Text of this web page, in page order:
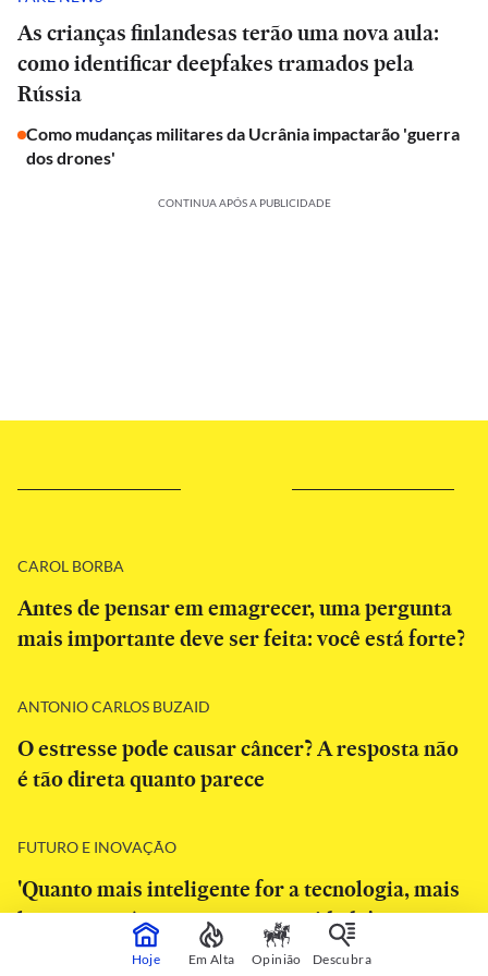
As crianças finlandesas terão uma nova aula:
como identificar deepfakes tramados pela
Rússia
Como mudanças militares da Ucrânia impactarão 'guerra
dos drones'
CONTINUA APÓS A PUBLICIDADE
CAROL BORBA
Antes de pensar em emagrecer, uma pergunta
mais importante deve ser feita: você está forte?
ANTONIO CARLOS BUZAID
O estresse pode causar câncer? A resposta não
é tão direta quanto parece
FUTURO E INOVAÇÃO
'Quanto mais inteligente for a tecnologia, mais
humano terá que ser o nosso cuidado'
Hoje Em Alta Opinião Descubra